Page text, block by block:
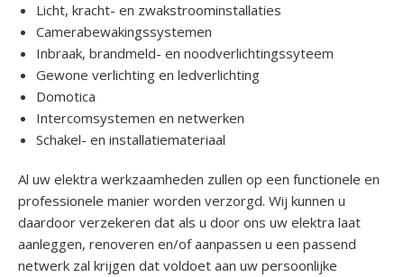
Licht, kracht- en zwakstroominstallaties
Camerabewakingssystemen
Inbraak, brandmeld- en noodverlichtingssyteem
Gewone verlichting en ledverlichting
Domotica
Intercomsystemen en netwerken
Schakel- en installatiemateriaal
Al uw elektra werkzaamheden zullen op een functionele en
professionele manier worden verzorgd. Wij kunnen u
daardoor verzekeren dat als u door ons uw elektra laat
aanleggen, renoveren en/of aanpassen u een passend
netwerk zal krijgen dat voldoet aan uw persoonlijke